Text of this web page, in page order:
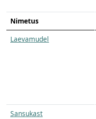
Nimetus
Laevamudel
Sansukast